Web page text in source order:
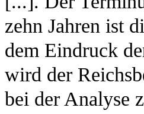
zehn Jahren ist
dem Eindruck
wird der
bei der Analyse